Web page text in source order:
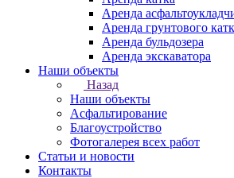
Аренда
Аренда грунтового
Аренда бульдозера
Аренда экскаватора
Наши объекты
Назад
Наши объекты
Асфальтирование
Благоустройство
Фотогалерея всех работ
Статьи и новости
Контакты